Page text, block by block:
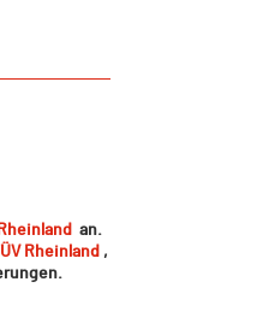
Rheinland an.
TÜV Rheinland ,